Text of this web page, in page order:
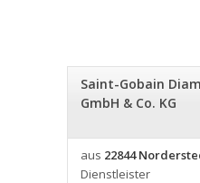
Saint-Gobain
GmbH & Co. KG
aus 22844
Dienstleister